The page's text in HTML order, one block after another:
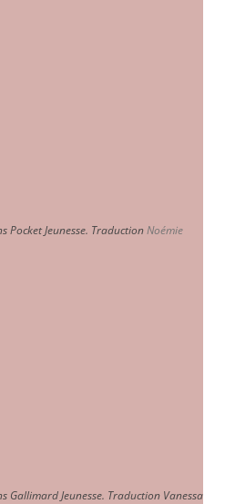
Jeunesse. TraductionNoémie
Jeunesse. Traduction Vanessa